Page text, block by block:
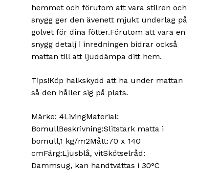
hemmet och förutom att vara stilren och
snygg ger den ävenett mjukt underlag på
golvet för dina fötter.Förutom att vara en
snygg detalj i inredningen bidrar också
mattan till att ljuddämpa ditt hem.
Tips!Köp halkskydd att ha under mattan
så den håller sig på plats.
Märke: 4LivingMaterial:
BomullBeskrivning:Slitstark matta i
bomull,1 kg/m2Mått:70 x 140
cmFärg:Ljusblå, vitSkötselråd:
Dammsug, kan handtvättas i 30°C